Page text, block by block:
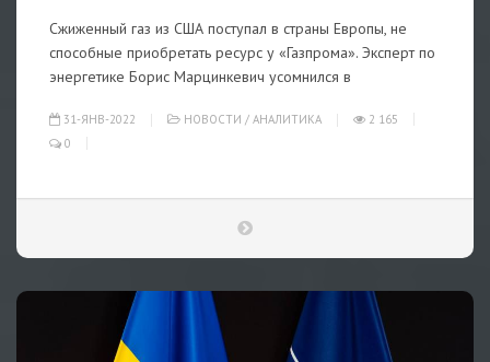
Сжиженный газ из США поступал в страны Европы, не
способные приобретать ресурс у «Газпрома». Эксперт по
энергетике Борис Марцинкевич усомнился в
31-ЯНВ-2022 НОВОСТИ / АНАЛИТИКА
2 165
0